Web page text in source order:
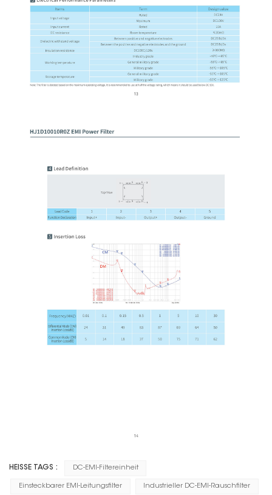
HEISSE TAGS : DC-EMI-Filtereinheit
Einsteckbarer EMI-Leitungsfilter Industrieller DC-EMI-Rauschfilter